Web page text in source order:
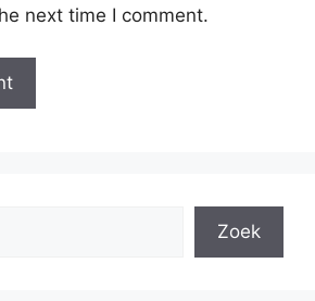
next time I comment.
Zoek